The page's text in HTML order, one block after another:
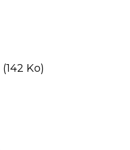
(142 Ko)